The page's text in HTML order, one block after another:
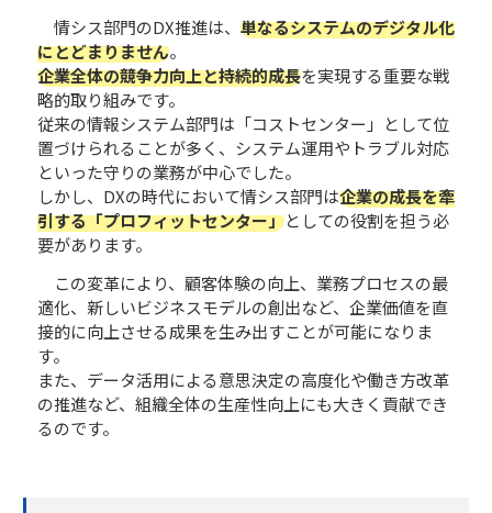
情シス部門のDX推進は、 単なるシステムのデジタル化
にとどまりません。
企業全体の競争力向上と持続的成長を実現する重要な戦
略的取り組みです。
従来の情報システム部門は「コストセンター」として位
置づけられることが多く、システム運用やトラブル対応
といった守りの業務が中心でした。
しかし、DXの時代において情シス部門は企業の成長を牽
引する「プロフィットセンター」としての役割を担う必
要があります。
この変革により、顧客体験の向上、業務プロセスの最
適化、新しいビジネスモデルの創出など、企業価値を直
接的に向上させる成果を生み出すことが可能になりま
す。
また、データ活用による意思決定の高度化や働き方改革
の推進など、組織全体の生産性向上にも大きく貢献でき
るのです。